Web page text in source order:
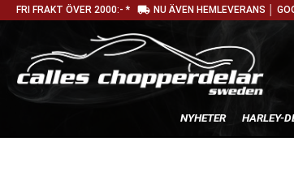
FRI FRAKT ÖVER 2000:- * local_shipping NU ÄVEN HEMLEVERANS │
NYHETER HARLEY-